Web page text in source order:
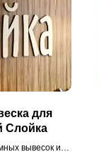
для
Слойка
вывесок из